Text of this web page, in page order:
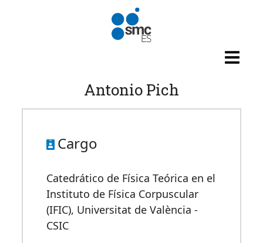
Pasar al contenido principal
Antonio Pich
Cargo
Catedrático de Física Teórica en el
Instituto de Física Corpuscular
(IFIC), Universitat de València -
CSIC